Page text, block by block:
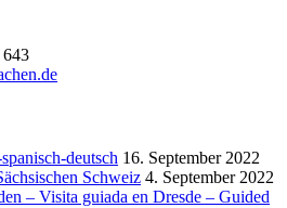
deutsch 16. September 2022
Schweiz 4. September 2022
– Visita guiada en Dresde – Guided